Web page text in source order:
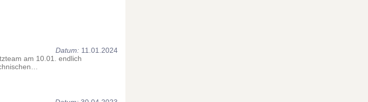
Datum: 11.01.2024
am 10.01. endlich